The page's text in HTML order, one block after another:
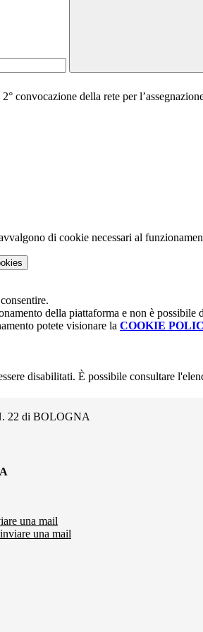
convocazione della rete per
di cookie necessari al
della piattaforma e non è possibile
potete visionare la COOKIE
disabilitati. È possibile consultare
22 di BOLOGNA
una mail
una mail